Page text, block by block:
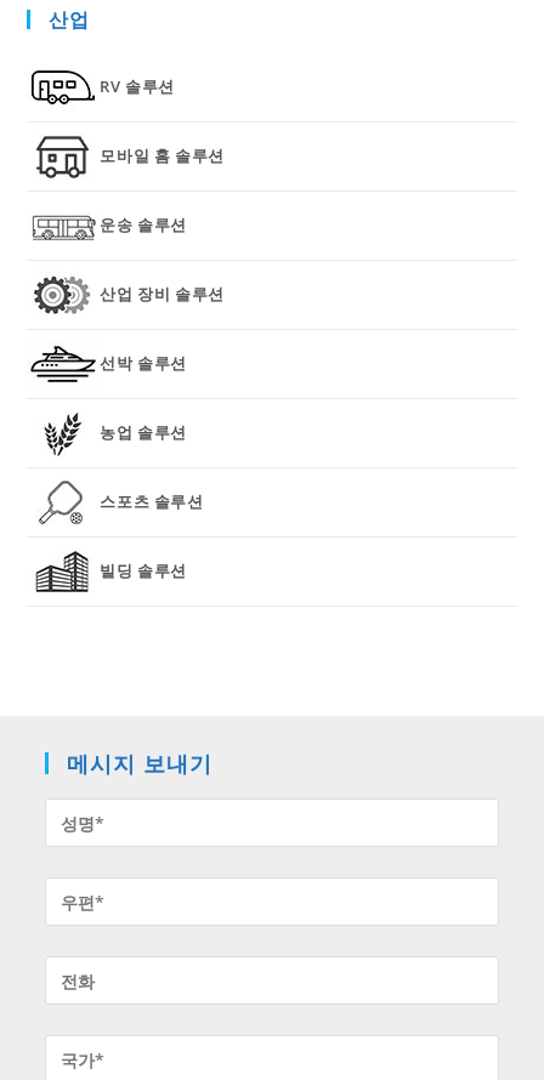
산업
RV 솔루션
모바일 홈 솔루션
운송 솔루션
산업 장비 솔루션
선박 솔루션
농업 솔루션
스포츠 솔루션
빌딩 솔루션
메시지 보내기